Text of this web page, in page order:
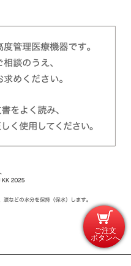
ご注文
ボタンへ